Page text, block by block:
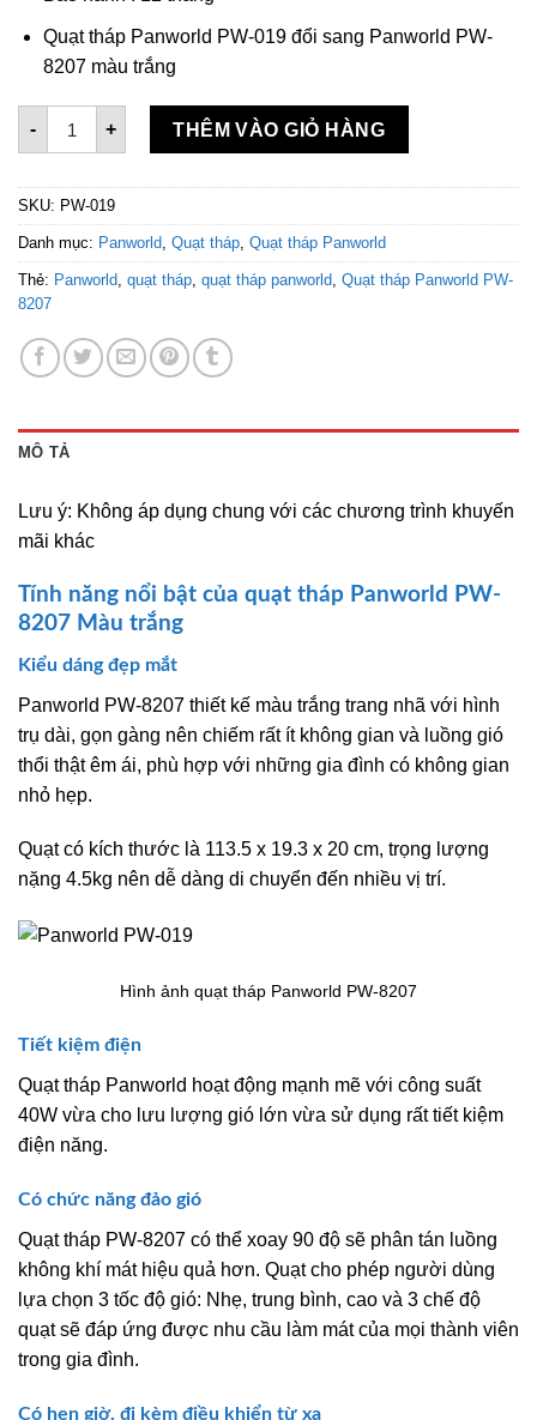
Quạt tháp Panworld PW-019 đổi sang Panworld PW-
8207 màu trắng
-
Quạt tháp Panworld PW-8207 Màu trắng số lượng
+ THÊM VÀO GIỎ HÀNG
SKU: PW-019
Danh mục: Panworld, Quạt tháp, Quạt tháp Panworld
Thẻ: Panworld, quạt tháp, quạt tháp panworld, Quạt tháp Panworld PW-
8207
MÔ TẢ
Lưu ý: Không áp dụng chung với các chương trình khuyến
mãi khác
Tính năng nổi bật của quạt tháp Panworld PW-
8207 Màu trắng
Kiểu dáng đẹp mắt
Panworld PW-8207 thiết kế màu trắng trang nhã với hình
trụ dài, gọn gàng nên chiếm rất ít không gian và luồng gió
thổi thật êm ái, phù hợp với những gia đình có không gian
nhỏ hẹp.
Quạt có kích thước là 113.5 x 19.3 x 20 cm, trọng lượng
nặng 4.5kg nên dễ dàng di chuyển đến nhiều vị trí.
Hình ảnh quạt tháp Panworld PW-8207
Tiết kiệm điện
Quạt tháp Panworld hoạt động mạnh mẽ với công suất
40W vừa cho lưu lượng gió lớn vừa sử dụng rất tiết kiệm
điện năng.
Có chức năng đảo gió
Quạt tháp PW-8207 có thể xoay 90 độ sẽ phân tán luồng
không khí mát hiệu quả hơn. Quạt cho phép người dùng
lựa chọn 3 tốc độ gió: Nhẹ, trung bình, cao và 3 chế độ
quạt sẽ đáp ứng được nhu cầu làm mát của mọi thành viên
trong gia đình.
Có hẹn giờ, đi kèm điều khiển từ xa